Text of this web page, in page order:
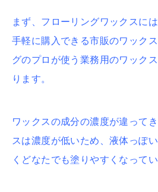
まず、フローリングワックスに
手軽に購入できる市販のワック
グのプロが使う業務用のワック
ります。
ワックスの成分の濃度が違って
スは濃度が低いため、液体っぽ
くどなたでも塗りやすくなってい